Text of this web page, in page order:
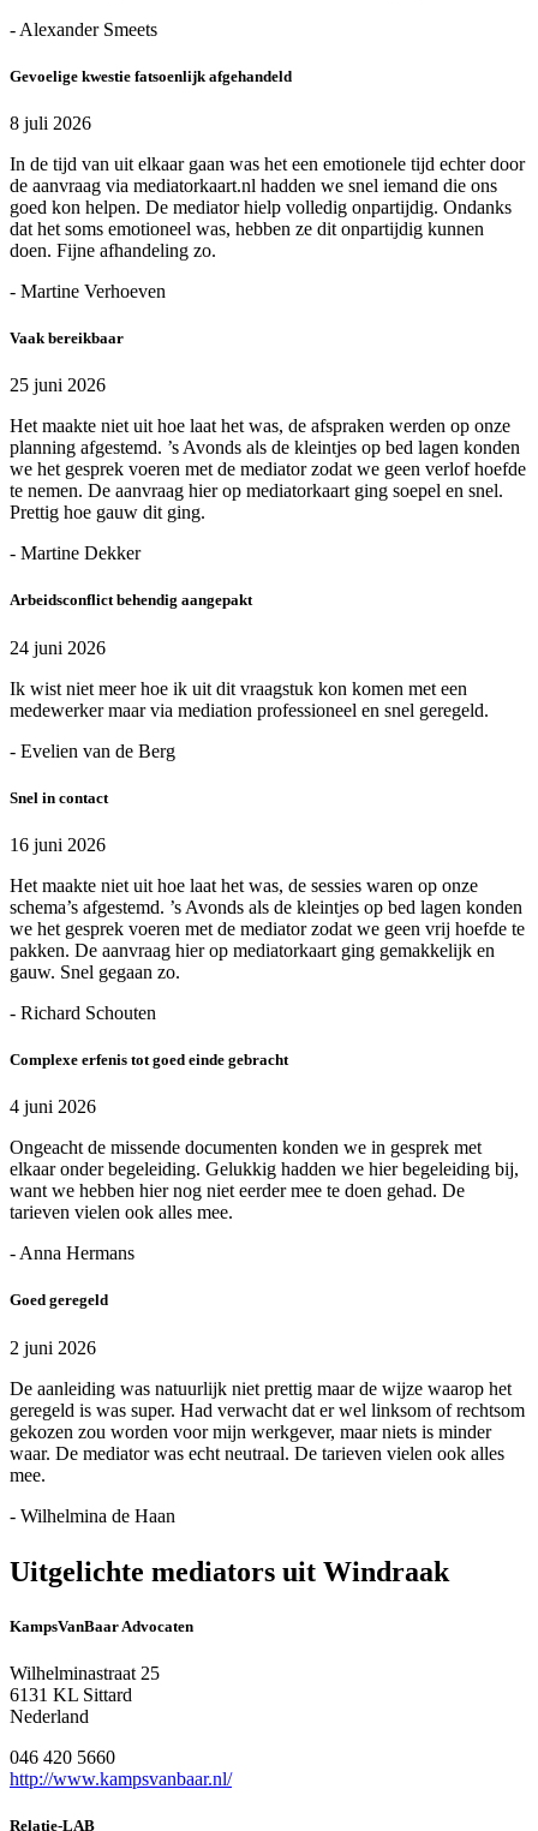
- Alexander Smeets
Gevoelige kwestie fatsoenlijk afgehandeld
8 juli 2026
In de tijd van uit elkaar gaan was het een emotionele tijd echter door
de aanvraag via mediatorkaart.nl hadden we snel iemand die ons
goed kon helpen. De mediator hielp volledig onpartijdig. Ondanks
dat het soms emotioneel was, hebben ze dit onpartijdig kunnen
doen. Fijne afhandeling zo.
- Martine Verhoeven
Vaak bereikbaar
25 juni 2026
Het maakte niet uit hoe laat het was, de afspraken werden op onze
planning afgestemd. ’s Avonds als de kleintjes op bed lagen konden
we het gesprek voeren met de mediator zodat we geen verlof hoefde
te nemen. De aanvraag hier op mediatorkaart ging soepel en snel.
Prettig hoe gauw dit ging.
- Martine Dekker
Arbeidsconflict behendig aangepakt
24 juni 2026
Ik wist niet meer hoe ik uit dit vraagstuk kon komen met een
medewerker maar via mediation professioneel en snel geregeld.
- Evelien van de Berg
Snel in contact
16 juni 2026
Het maakte niet uit hoe laat het was, de sessies waren op onze
schema’s afgestemd. ’s Avonds als de kleintjes op bed lagen konden
we het gesprek voeren met de mediator zodat we geen vrij hoefde te
pakken. De aanvraag hier op mediatorkaart ging gemakkelijk en
gauw. Snel gegaan zo.
- Richard Schouten
Complexe erfenis tot goed einde gebracht
4 juni 2026
Ongeacht de missende documenten konden we in gesprek met
elkaar onder begeleiding. Gelukkig hadden we hier begeleiding bij,
want we hebben hier nog niet eerder mee te doen gehad. De
tarieven vielen ook alles mee.
- Anna Hermans
Goed geregeld
2 juni 2026
De aanleiding was natuurlijk niet prettig maar de wijze waarop het
geregeld is was super. Had verwacht dat er wel linksom of rechtsom
gekozen zou worden voor mijn werkgever, maar niets is minder
waar. De mediator was echt neutraal. De tarieven vielen ook alles
mee.
- Wilhelmina de Haan
Uitgelichte mediators uit Windraak
KampsVanBaar Advocaten
Wilhelminastraat 25
6131 KL Sittard
Nederland
046 420 5660
http://www.kampsvanbaar.nl/
Relatie-LAB